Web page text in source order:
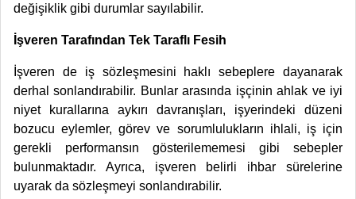
değişiklik gibi durumlar sayılabilir.
İşveren Tarafından Tek Taraflı Fesih
İşveren de iş sözleşmesini haklı sebeplere dayanarak
derhal sonlandırabilir. Bunlar arasında işçinin ahlak ve iyi
niyet kurallarına aykırı davranışları, işyerindeki düzeni
bozucu eylemler, görev ve sorumlulukların ihlali, iş için
gerekli performansın gösterilememesi gibi sebepler
bulunmaktadır. Ayrıca, işveren belirli ihbar sürelerine
uyarak da sözleşmeyi sonlandırabilir.